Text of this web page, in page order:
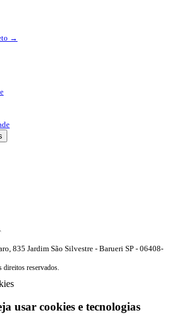
→
835 Jardim São Silvestre - Barueri SP - 06408-
reservados.
usar cookies e tecnologias